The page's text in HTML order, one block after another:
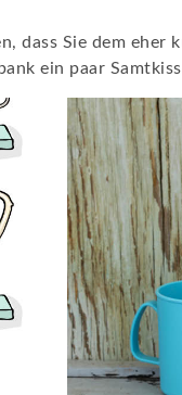
dass Sie dem eher
ein paar